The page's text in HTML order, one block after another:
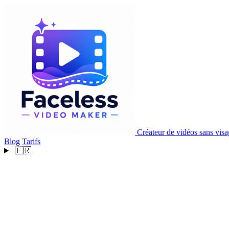
Créateur de vidéos sans
Blog Tarifs
🇫🇷